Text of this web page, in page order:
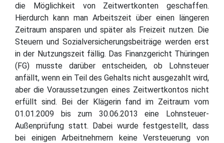
die Möglichkeit von Zeitwertkonten geschaffen.
Hierdurch kann man Arbeitszeit über einen längeren
Zeitraum ansparen und später als Freizeit nutzen. Die
Steuern und Sozialversicherungsbeiträge werden erst
in der Nutzungszeit fällig. Das Finanzgericht Thüringen
(FG) musste darüber entscheiden, ob Lohnsteuer
anfällt, wenn ein Teil des Gehalts nicht ausgezahlt wird,
aber die Voraussetzungen eines Zeitwertkontos nicht
erfüllt sind. Bei der Klägerin fand im Zeitraum vom
01.01.2009 bis zum 30.06.2013 eine Lohnsteuer-
Außenprüfung statt. Dabei wurde festgestellt, dass
bei einigen Arbeitnehmern keine Versteuerung von